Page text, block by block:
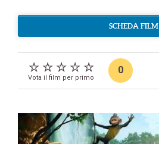
SCHEDA FILM
Vota il film per primo
0